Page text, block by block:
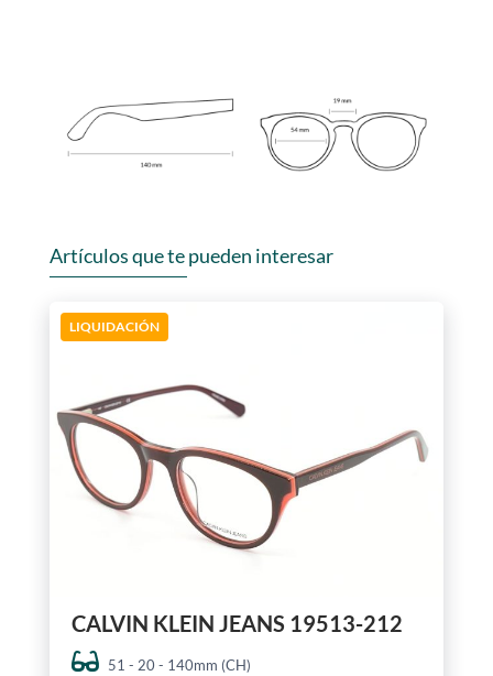
Artículos que te pueden interesar
LIQUIDACIÓN
CALVIN KLEIN JEANS 19513-212
51 - 20 - 140mm (CH)